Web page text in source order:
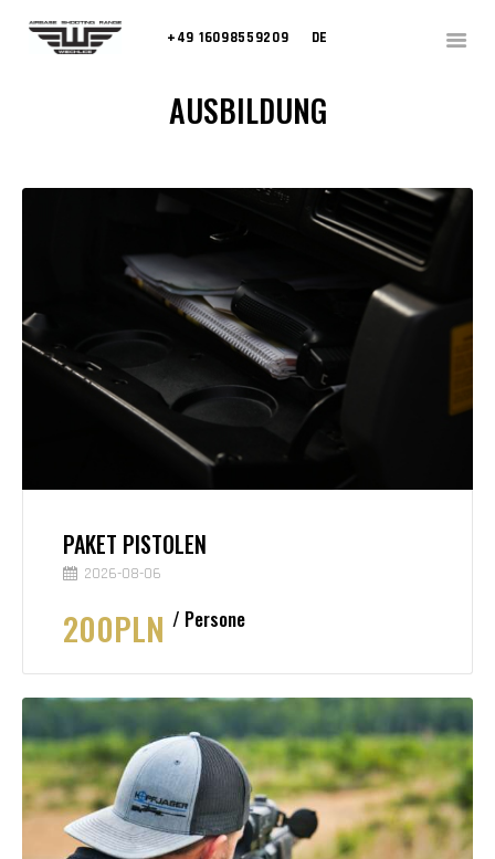
+49 16098559209 DE
AUSBILDUNG
PAKET PISTOLEN
2026-08-06
200PLN Persone